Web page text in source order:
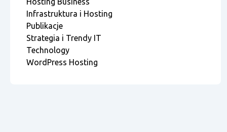
Infrastruktura i Hosting
Publikacje
Strategia i Trendy IT
Technology
WordPress Hosting